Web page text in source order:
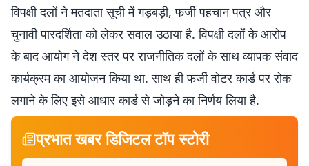
विपक्षी दलों ने मतदाता सूची में गड़बड़ी, फर्जी पहचान पत्र और
चुनावी पारदर्शिता को लेकर सवाल उठाया है. विपक्षी दलों के आरोप
के बाद आयोग ने देश स्तर पर राजनीतिक दलों के साथ व्यापक संवाद
कार्यक्रम का आयोजन किया था. साथ ही फर्जी वोटर कार्ड पर रोक
लगाने के लिए इसे आधार कार्ड से जोड़ने का निर्णय लिया है.
प्रभात खबर डिजिटल टॉप स्टोरी